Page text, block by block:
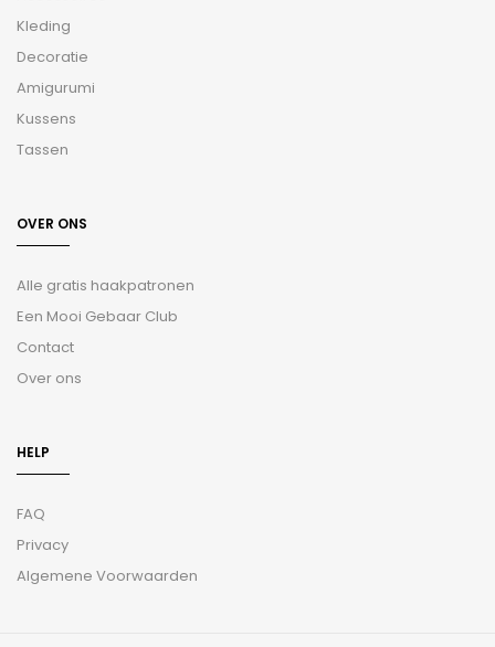
Kleding
Decoratie
Amigurumi
Kussens
Tassen
OVER ONS
Alle gratis haakpatronen
Een Mooi Gebaar Club
Contact
Over ons
HELP
FAQ
Privacy
Algemene Voorwaarden